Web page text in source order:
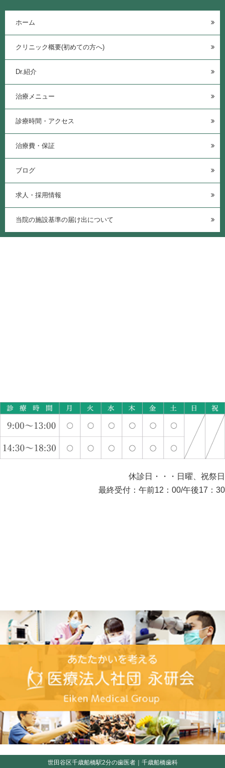
ホーム
クリニック概要(初めての方へ)
Dr.紹介
治療メニュー
診療時間・アクセス
治療費・保証
ブログ
求人・採用情報
当院の施設基準の届け出について
休診日・・・日曜、祝祭日
最終受付：午前12：00/午後17：30
世田谷区千歳船橋駅2分の歯医者｜千歳船橋歯科